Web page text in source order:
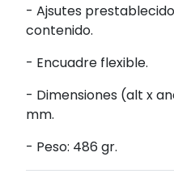
- Ajsutes
contenido.
- Encuadre flexible.
- Dimensiones (alt x
mm.
- Peso: 486 gr.